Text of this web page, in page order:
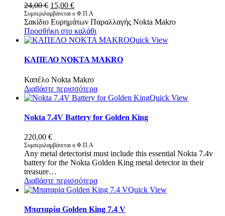
24,00€ Original
price
was:
24,00 €.
15,00 €Η
τρέχουσα
τιμή
είναι:
15,00 €.
Συμπεριλαμβάνεται ο Φ.Π.Α
Σακίδιο Ευρημάτων Παραλλαγής Nokta Makro
Προσθήκη στο καλάθι
Quick View
ΚΑΠΕΛΟ NOKTA MAKRO
Καπέλο Nokta Makro
Διαβάστε περισσότερα
Quick View
Nokta 7.4V Battery for Golden King
220,00 €
Συμπεριλαμβάνεται ο Φ.Π.Α
Any metal detectorist must include this essential Nokta 7.4v
battery for the Nokta Golden King metal detector in their
treasure…
Διαβάστε περισσότερα
Quick View
Μπαταρία Golden King 7.4 V